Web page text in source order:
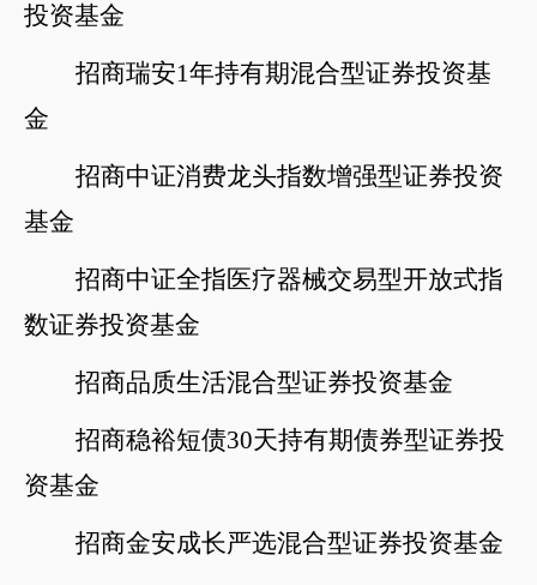
投资基金
招商瑞安1年持有期混合型证券投资基
金
招商中证消费龙头指数增强型证券投资
基金
招商中证全指医疗器械交易型开放式指
数证券投资基金
招商品质生活混合型证券投资基金
招商稳裕短债30天持有期债券型证券投
资基金
招商金安成长严选混合型证券投资基金